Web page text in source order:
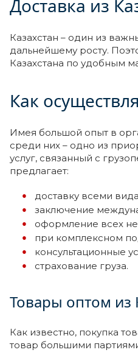
Доставка из
Казахстан – один из
дальнейшему росту.
Казахстана по удобным
Как
Имея большой опыт в
среди них – одно из
услуг, связанный с
предлагает:
доставку всеми
заключение
оформление всех
при комплексном
консультационные
страхование груза.
Товары оптом из
Как известно, покупка
товар большими